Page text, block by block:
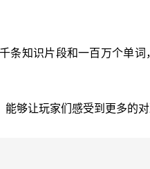
条知识片段和一百万个单
够让玩家们感受到更多的